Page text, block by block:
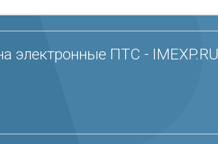
электронные ПТС - IMEXP.RU